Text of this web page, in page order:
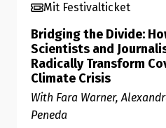
Mit Festivalticket
Bridging the Divide:
Scientists and
Radically Transform
Climate Crisis
With Fara Warner,
Peneda